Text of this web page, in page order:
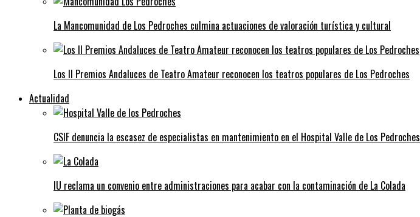
La Mancomunidad de Los Pedroches culmina actuaciones de valoración turística y cultural
Los II Premios Andaluces de Teatro Amateur reconocen los teatros populares de Los Pedroches
Actualidad
CSIF denuncia la escasez de especialistas en mantenimiento en el Hospital Valle de Los Pedroches
IU reclama un convenio entre administraciones para acabar con la contaminación de La Colada